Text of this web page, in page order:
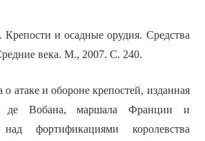
Крепости и осадные орудия. Средства
века. М., 2007. С. 240.
атаке и обороне крепостей, изданная
де Вобана, маршала Франции и
над фортификациями королевства